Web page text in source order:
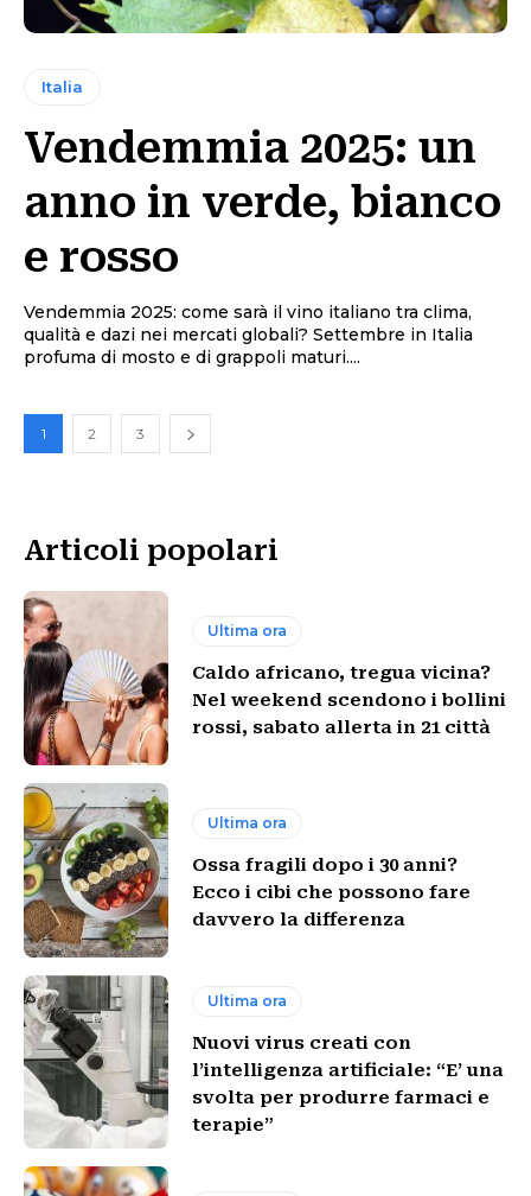
Italia
Vendemmia 2025: un
anno in verde, bianco
e rosso
Vendemmia 2025: come sarà il vino italiano tra clima,
qualità e dazi nei mercati globali? Settembre in Italia
profuma di mosto e di grappoli maturi....
1 2 3
Articoli popolari
Ultima ora
Caldo africano, tregua vicina?
Nel weekend scendono i bollini
rossi, sabato allerta in 21 città
Ultima ora
Ossa fragili dopo i 30 anni?
Ecco i cibi che possono fare
davvero la differenza
Ultima ora
Nuovi virus creati con
l’intelligenza artificiale: “E’ una
svolta per produrre farmaci e
terapie”